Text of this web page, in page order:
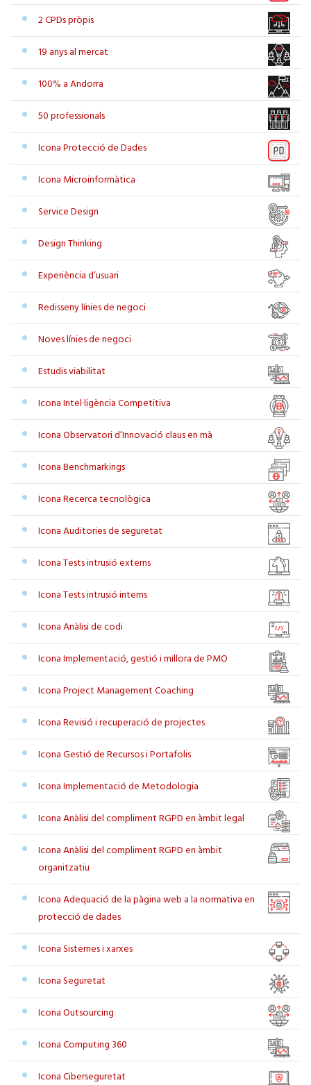
2 CPDs pròpis
19 anys al mercat
100% a Andorra
50 professionals
Icona Protecció de Dades
Icona Microinformàtica
Service Design
Design Thinking
Experiència d’usuari
Redisseny línies de negoci
Noves línies de negoci
Estudis viabilitat
Icona Intel·ligència Competitiva
Icona Observatori d’Innovació claus en mà
Icona Benchmarkings
Icona Recerca tecnològica
Icona Auditories de seguretat
Icona Tests intrusió externs
Icona Tests intrusió interns
Icona Anàlisi de codi
Icona Implementació, gestió i millora de PMO
Icona Project Management Coaching
Icona Revisió i recuperació de projectes
Icona Gestió de Recursos i Portafolis
Icona Implementació de Metodologia
Icona Anàlisi del compliment RGPD en àmbit legal
Icona Anàlisi del compliment RGPD en àmbit
organitzatiu
Icona Adequació de la pàgina web a la normativa en
protecció de dades
Icona Sistemes i xarxes
Icona Seguretat
Icona Outsourcing
Icona Computing 360
Icona Ciberseguretat